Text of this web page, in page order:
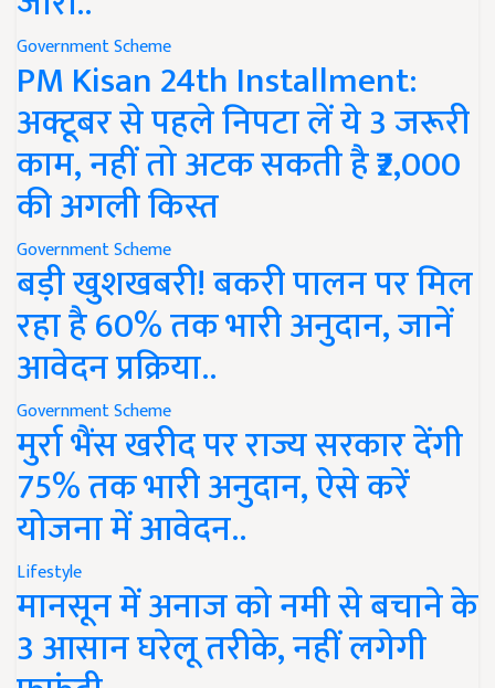
Government Scheme
PM Kisan 24th Installment:
अक्टूबर से पहले निपटा लें ये 3 जरूरी
काम, नहीं तो अटक सकती है ₹2,000
की अगली किस्त
Government Scheme
बड़ी खुशखबरी! बकरी पालन पर मिल
रहा है 60% तक भारी अनुदान, जानें
आवेदन प्रक्रिया..
Government Scheme
मुर्रा भैंस खरीद पर राज्य सरकार देंगी
75% तक भारी अनुदान, ऐसे करें
योजना में आवेदन..
Lifestyle
मानसून में अनाज को नमी से बचाने के
3 आसान घरेलू तरीके, नहीं लगेगी